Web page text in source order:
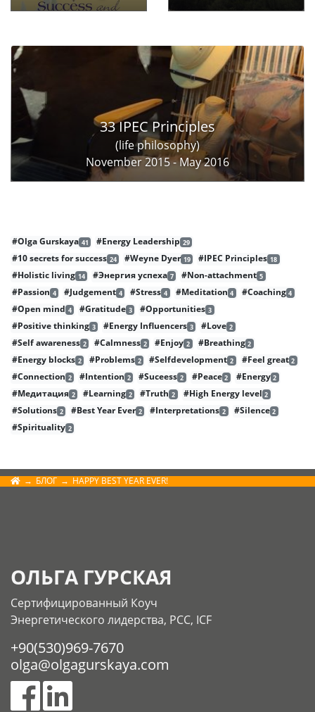
33 IPEC Principles
(life philosophy)
November 2015 - May 2016
#Olga Gurskaya 41 #Energy Leadership 29
#10 secrets for success 24 #Weyne Dyer 19 #IPEC Principles 18
#Holistic living 14 #Энергия успеха 7 #Non-attachment 5
#Passion 4 #Judgement 4 #Stress 4 #Meditation 4 #Coaching 4
#Open mind 4 #Gratitude 3 #Opportunities 3
#Positive thinking 3 #Energy Influencers 3 #Love 2
#Self awareness 2 #Calmness 2 #Enjoy 2 #Breathing 2
#Energy blocks 2 #Problems 2 #Selfdevelopment 2 #Feel great 2
#Connection 2 #Intention 2 #Suceess 2 #Peace 2 #Energy 2
#Медитация 2 #Learning 2 #Truth 2 #High Energy level 2
#Solutions 2 #Best Year Ever 2 #Interpretations 2 #Silence 2
#Spirituality 2
БЛОГ HAPPY BEST YEAR EVER!
ОЛЬГА ГУРСКАЯ
Сертифицированный Коуч
Энергетического лидерства, РСС, ICF
+90(530)969-7670
olga@olgagurskaya.com